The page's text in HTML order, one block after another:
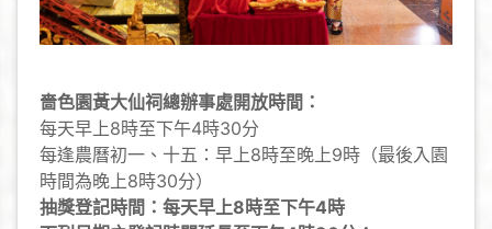
嗇色園黃大仙祠總辦事處開放時間：
每天早上8時至下午4時30分
每逢農曆初一、十五：早上8時至晚上9時（最後入園
時間為晚上8時30分）
抽獎登記時間：每天早上8時至下午4時